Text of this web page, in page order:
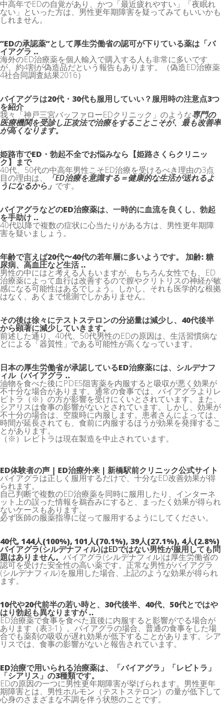
中高年でEDの自覚があり、かつ「最近疲れやすい」「夜眠れ
ない」といった方は、男性更年期障害を疑ってみてもいいかも
しれません。
”EDの承認薬”として厚生労働省の認可が下りている薬は「バ
イアグラ ..
海外のED治療薬を個人輸入で購入する人も非常に多いです
が、約4割が偽造品だという報告もあります。（偽造ED治療薬
4社合同調査結果2016）
バイアグラは20代・30代も服用していい？服用時の注意点3つ
を紹介
我々「神戸三宮バッファローEDクリニック」のような専門の
医療機関を受診し正攻法で治療をすることこそが、最も改善率
が高くなります。
姫路市でED・勃起不全でお悩みなら【姫路さくらクリニッ
ク】まで
40代、50代の中高年男性こそED治療を受けるべき理由の3点
目の理由は、 「ED治療を意識する＝健康的な生活が送れるよ
うになるから」 です。
バイアグラなどのED治療薬は、一時的に血流を良くし、勃起
を手助け ..
40代以降で複数の症状に心当たりがある方は、男性更年期障
害を疑いましょう。
年齢で言えば20代〜40代の若年層に多いようです。 加齢: 糖
尿病、高血圧など生活 ..
男性の中にはと考える人もいますが、もちろん女性でも、ED
治療薬によって血行は改善するので膣やクリトリスの神経が敏
感になる可能性はあるでしょう。しかし、それも医学的な根拠
はなく、あくまで憶測でしかありません。
その後は徐々にテストステロンの分泌量は減少し、40代後半
から顕著に減少していきます。
前述した通り、40代、50代男性のEDの原因は、生活習慣病な
どによる「器質性」である可能性が高くなっています。
日本の厚生労働省が承認しているED治療薬には、シルデナフ
ィル（バイアグラ ..
油物を食べた後にPDE5阻害薬を内服すると吸収が悪く効果が
不十分な場合があります。通常の食事では、バイアグラよりレ
ビトラ（※）の方が影響を受けにくいとされています。また、
シアリスは食事の影響がないとされています。しかし、効果が
不十分の場合は、空腹時に内服します。患者さんによっては、
時間が延長されても、食前に内服するほうが効果を発揮するこ
とがあります。
（※）レビトラは現在製造を中止されています。
ED体験者の声 | ED治療外来 | 新橋駅前クリニック公式サイト
バイアグラは正しく服用するだけで、十分なED改善効果が得
られます。
自己判断で複数のED治療薬を同時に服用したり、インターネ
ット上の誤った情報を鵜呑みにすると、まったく効果が得られ
ないケースもあります。
必ず医師の服薬指導に従って服用するようにしてください。
40代, 144人(100%), 101人(70.1%), 39人(27.1%), 4人(2.8%)
バイアグラ(シルデナフィル)はEDではない男性が服用しても問
題はありません。 バイアグラ(シルデナフィル)は厚生労働省の
認可を受けた安全性の高い薬です。正常な男性がバイアグラ
(シルデナフィル)を服用した場合、上記のような効果が得られ
ます。
10代や20代前半の若い時と、30代後半、40代、50代とではや
はり勃起も異なりますが ..
ED治療薬で食事を食べた直後に内服すると影響がでる場合が
あります（表3-1）。バイアグラの場合、普通の食事をした場
合でも薬剤の吸収が遅れ効果が低下することがあります。シア
リスでは、食事の影響がないと報告されています。
ED治療で用いられる治療薬は、「バイアグラ」「レビトラ」
「シアリス」の3種類です。
EDの原因の一つに男性更年期障害が挙げられます。男性更年
期障害とは、男性ホルモン（テストステロン）の量が低下して
心身のさまざまな不調を伴う状態のことです。